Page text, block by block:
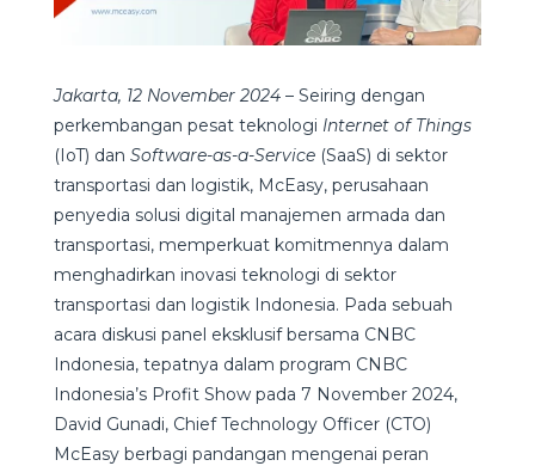
Jakarta, 12 November 2024– Seiring dengan
perkembangan pesat teknologi Internet of Things
(IoT) dan Software-as-a-Service (SaaS) di sektor
transportasi dan logistik, McEasy, perusahaan
penyedia solusi digital manajemen armada dan
transportasi, memperkuat komitmennya dalam
menghadirkan inovasi teknologi di sektor
transportasi dan logistik Indonesia. Pada sebuah
acara diskusi panel eksklusif bersama CNBC
Indonesia, tepatnya dalam program CNBC
Indonesia’s Profit Show pada 7 November 2024,
David Gunadi, Chief Technology Officer (CTO)
McEasy berbagi pandangan mengenai peran